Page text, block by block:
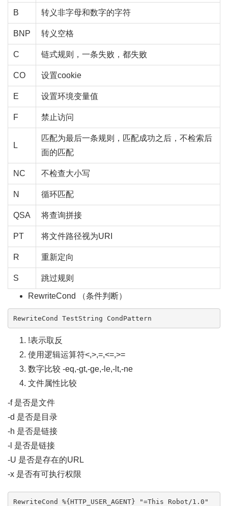
B 转义非字母和数字的字符
BNP 转义空格
C 链式规则，一条失败，都失败
CO 设置cookie
E 设置环境变量值
F 禁止访问
L
匹配为最后一条规则，匹配成功之后，不检索后
面的匹配
NC 不检查大小写
N 循环匹配
QSA 将查询拼接
PT 将文件路径视为URI
R 重新定向
S 跳过规则
RewriteCond （条件判断）
RewriteCond TestString CondPattern
!表示取反
使用逻辑运算符<,>,=,<=,>=
数字比较 -eq,-gt,-ge,-le,-lt,-ne
文件属性比较
-f 是否是文件
-d 是否是目录
-h 是否是链接
-l 是否是链接
-U 是否是存在的URL
-x 是否有可执行权限
RewriteCond %{HTTP_USER_AGENT} "=This Robot/1.0"